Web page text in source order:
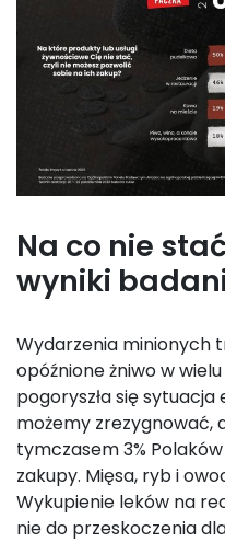
Na co nie
wyniki
Wydarzenia minionych
opóźnione żniwo w
pogoryszła się
możemy zrezygnować,
tymczasem 3%
zakupy. Mięsa, ryb i
Wykupienie leków na
nie do przeskoczenia